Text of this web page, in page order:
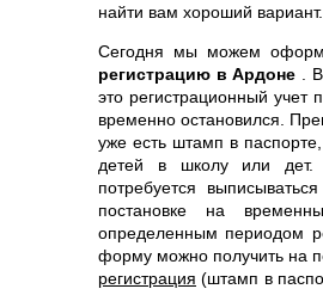
найти вам хороший вариант.
Сегодня мы можем
регистрацию в Ардоне
.
это регистрационный учет
временно остановился.
уже есть штамп в
детей в школу или
потребуется
постановке на
определенным периодом
форму можно получить на
регистрация (штамп в